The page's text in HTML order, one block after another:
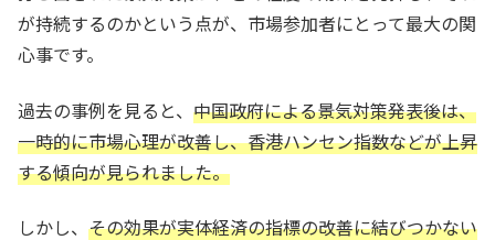
が持続するのかという点が、市場参加者にとって最大の関
心事です。
過去の事例を見ると、 中国政府による景気対策発表後は、
一時的に市場心理が改善し、香港ハンセン指数などが上昇
する傾向が見られました。
しかし、 その効果が実体経済の指標の改善に結びつかない